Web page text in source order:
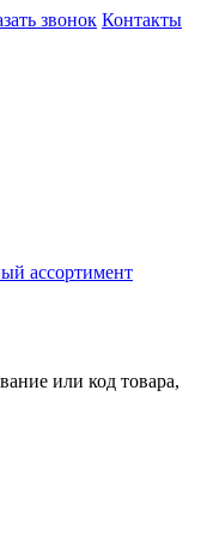
звонок Контакты
ассортимент
или код товара,